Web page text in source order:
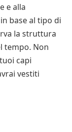
e alla
base al tipo di
la struttura
tempo. Non
capi
vestiti